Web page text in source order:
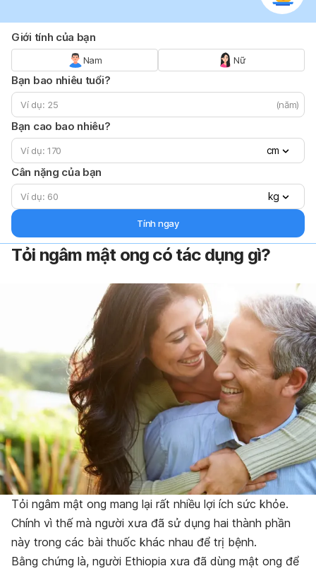
Giới tính của bạn
Nam Nữ
Bạn bao nhiêu tuổi?
(năm)
Bạn cao bao nhiêu?
cm
Cân nặng của bạn
kg
Tính ngay
Tỏi ngâm mật ong có tác dụng gì?
Tỏi ngâm mật ong mang lại rất nhiều lợi ích sức khỏe.
Chính vì thế mà người xưa đã sử dụng hai thành phần
này trong các bài thuốc khác nhau để trị bệnh.
Bằng chứng là, người Ethiopia xưa đã dùng mật ong để